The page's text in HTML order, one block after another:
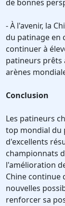
de bonnes
- À l'avenir, la
du patinage en
continuer à
patineurs prêts
arènes
Conclusion
Les patineurs
top mondial du
d'excellents
championnats
l'amélioration
Chine continue
nouvelles
renforcer sa